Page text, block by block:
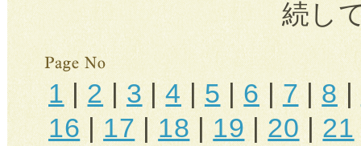
続し
1|2|3|4|5|6|7|8|
16|17|18|19|20|21